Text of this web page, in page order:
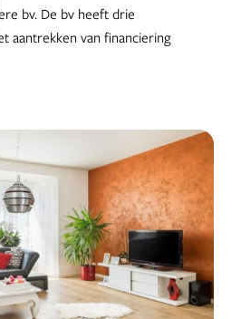
bv. De bv heeft drie
aantrekken van financiering